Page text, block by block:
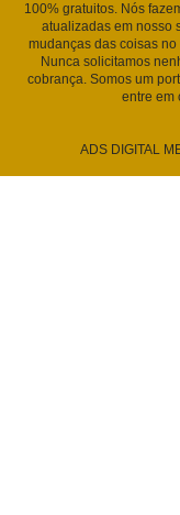
100% gratuitos. Nós
atualizadas em nosso
mudanças das coisas
Nunca solicitamos
cobrança. Somos um
entre em
ADS DIGITAL